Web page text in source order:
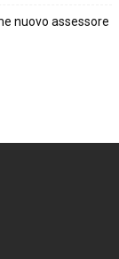
nuovo assessore